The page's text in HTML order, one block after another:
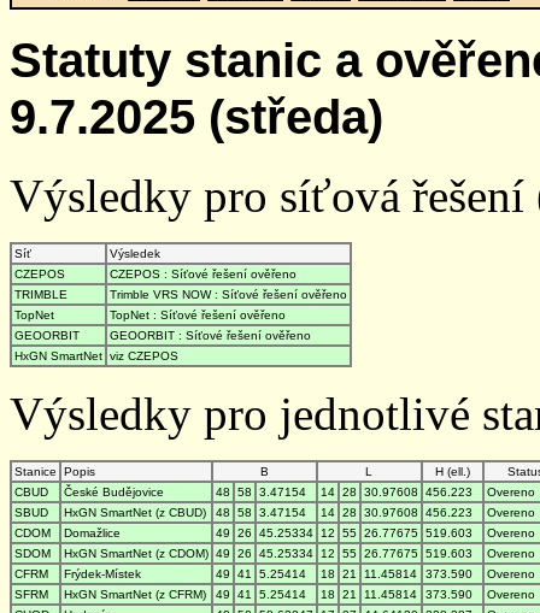
Statuty stanic a
9.7.2025 (středa)
Výsledky pro síťová
Síť
Výsledek
CZEPOS
CZEPOS : Síťové řešení ověřeno
TRIMBLE
Trimble VRS NOW : Síťové řešení ověřeno
TopNet
TopNet : Síťové řešení ověřeno
GEOORBIT
GEOORBIT : Síťové řešení ověřeno
HxGN SmartNet viz CZEPOS
Výsledky pro jednotlivé
Stanice Popis B L H (ell.)
CBUD
České Budějovice 48 58 3.47154 14 28 30.97608 456.223
Overeno
SBUD
HxGN SmartNet (z CBUD) 48 58 3.47154 14 28 30.97608 456.223
Overeno
CDOM
Domažlice 49 26 45.25334 12 55 26.77675 519.603
Overeno
SDOM
HxGN SmartNet (z CDOM) 49 26 45.25334 12 55 26.77675 519.603
Overeno
CFRM
Frýdek-Místek 49 41 5.25414 18 21 11.45814 373.590
Overeno
SFRM
HxGN SmartNet (z CFRM) 49 41 5.25414 18 21 11.45814 373.590
Overeno